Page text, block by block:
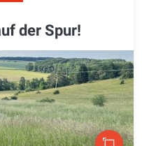
der Spur!